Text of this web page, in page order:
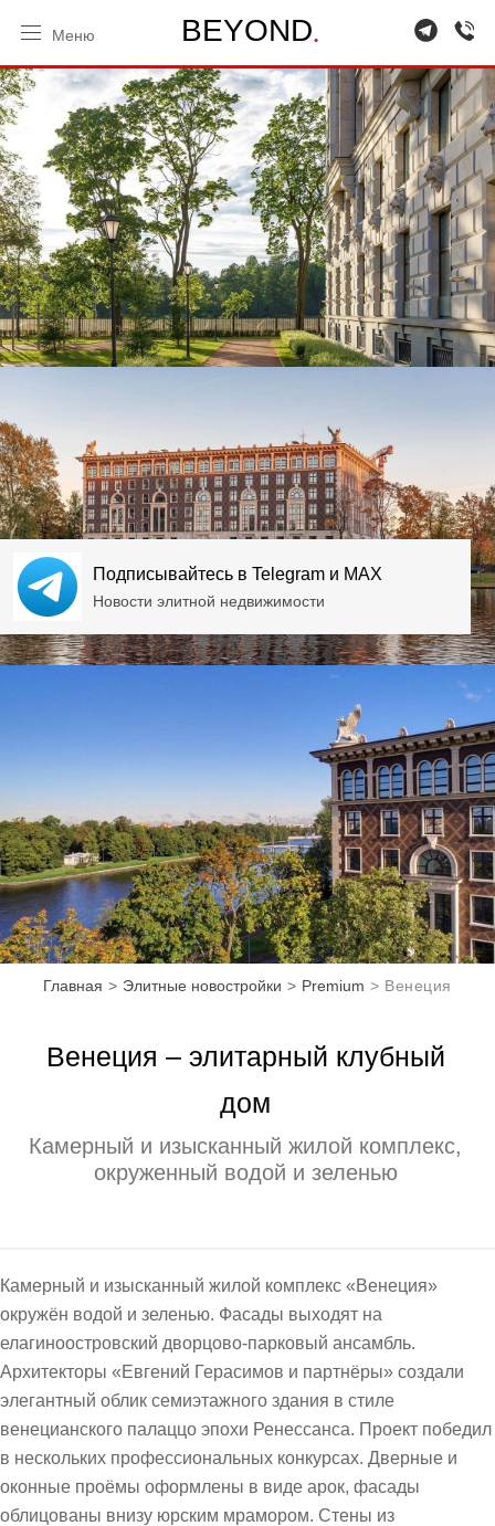
BEYOND.
Меню
Главная Элитные новостройки Premium Венеция
Венеция – элитарный клубный
дом
Камерный и изысканный жилой комплекс,
окруженный водой и зеленью
Камерный и изысканный жилой комплекс «Венеция»
окружён водой и зеленью. Фасады выходят на
елагиноостровский дворцово-парковый ансамбль.
Архитекторы «Евгений Герасимов и партнёры» создали
элегантный облик семиэтажного здания в стиле
венецианского палаццо эпохи Ренессанса. Проект победил
в нескольких профессиональных конкурсах. Дверные и
оконные проёмы оформлены в виде арок, фасады
облицованы внизу юрским мрамором. Стены из
Подписывайтесь в Telegram и MAX
Новости элитной недвижимости